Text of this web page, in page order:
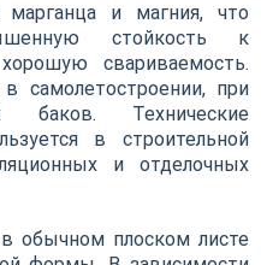
и магния, что
стойкость к
свариваемость.
самолетостроении, при
баков. Технические
в строительной
и отделочных
обычном плоском листе